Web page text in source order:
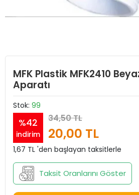
MFK Plastik MFK2410
Aparatı
Stok: 99
%42
indirim
34,50 TL
20,00 TL
1,67 TL 'den başlayan taksitlerle
Taksit Oranlarını Göster